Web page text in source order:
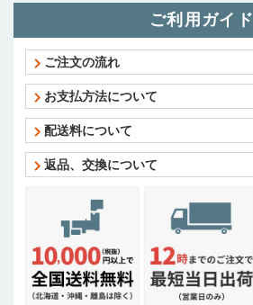
ご利用ガイド
ご注文の流れ
お支払方法について
配送料について
返品、交換について